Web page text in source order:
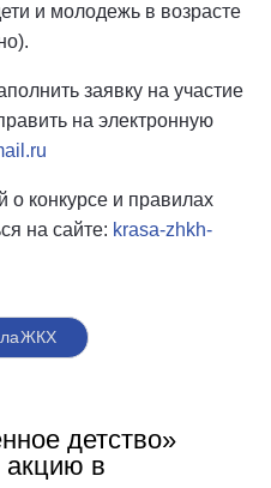
и молодежь в возрасте
заявку на участие
на электронную
конкурсе и правилах
на сайте: krasa-zhkh-
детство»
акцию в